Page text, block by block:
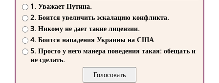
1. Уважает Путина.
2. Боится увеличить эскалацию конфликта.
3. Никому не дает такие лицензии.
4. Боится нападения Украины на США
5. Просто у него манера поведения такая: обещать и
не сделать.